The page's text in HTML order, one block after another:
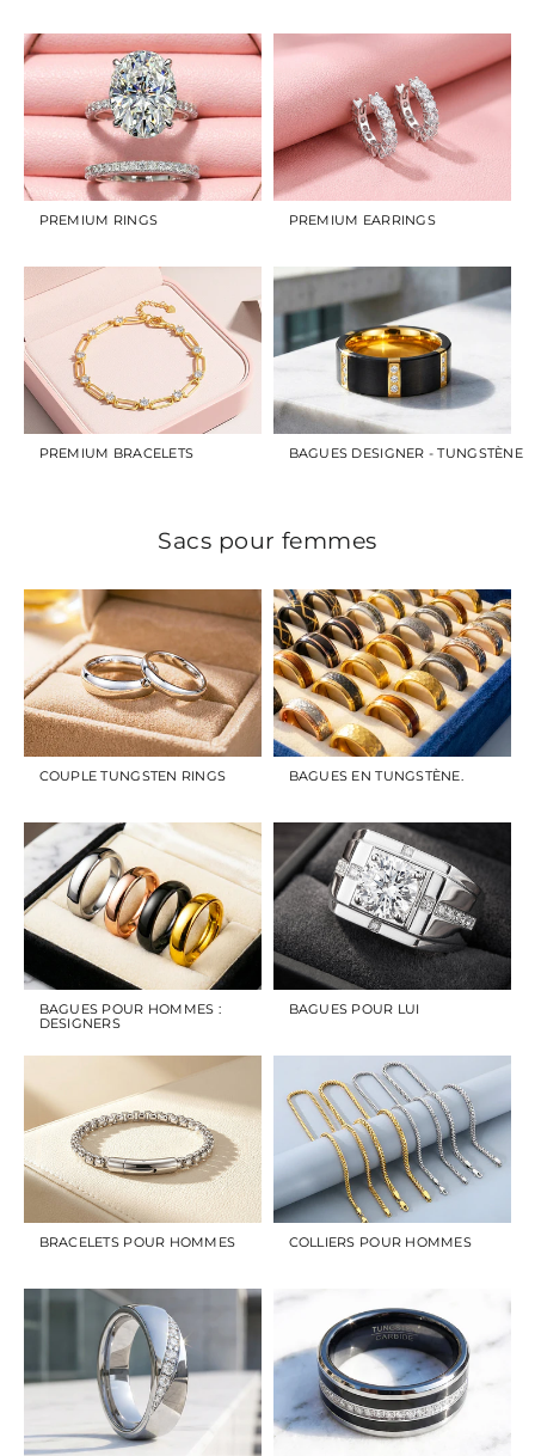
PREMIUM RINGS PREMIUM EARRINGS
PREMIUM BRACELETS BAGUES DESIGNER - TUNGSTÈNE
Sacs pour femmes
COUPLE TUNGSTEN RINGS BAGUES EN TUNGSTÈNE.
BAGUES POUR HOMMES :
DESIGNERS
BAGUES POUR LUI
BRACELETS POUR HOMMES COLLIERS POUR HOMMES